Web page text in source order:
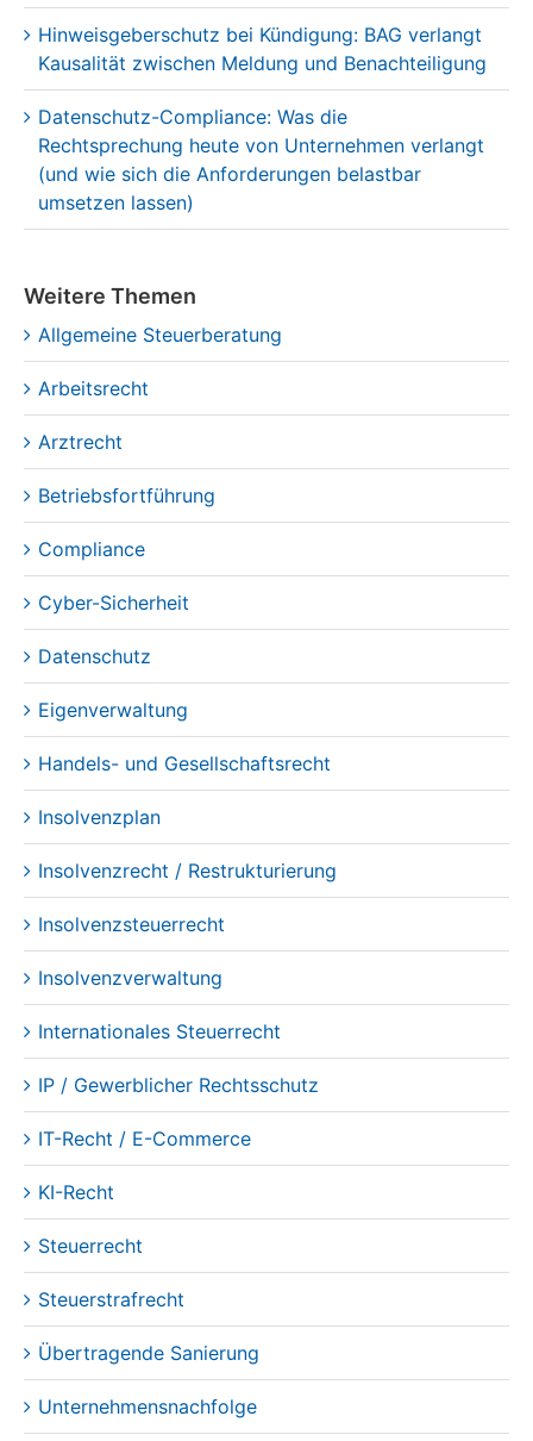
Hinweisgeberschutz bei Kündigung: BAG verlangt
Kausalität zwischen Meldung und Benachteiligung
Datenschutz-Compliance: Was die
Rechtsprechung heute von Unternehmen verlangt
(und wie sich die Anforderungen belastbar
umsetzen lassen)
Weitere Themen
Allgemeine Steuerberatung
Arbeitsrecht
Arztrecht
Betriebsfortführung
Compliance
Cyber-Sicherheit
Datenschutz
Eigenverwaltung
Handels- und Gesellschaftsrecht
Insolvenzplan
Insolvenzrecht / Restrukturierung
Insolvenzsteuerrecht
Insolvenzverwaltung
Internationales Steuerrecht
IP / Gewerblicher Rechtsschutz
IT-Recht / E-Commerce
KI-Recht
Steuerrecht
Steuerstrafrecht
Übertragende Sanierung
Unternehmensnachfolge